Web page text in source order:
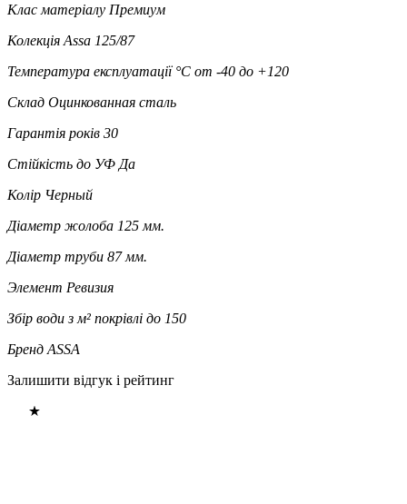
Клас матеріалу Премиум
Колекція Assa 125/87
Температура експлуатації °C от -40 до +120
Склад Оцинкованная сталь
Гарантія років 30
Стійкість до УФ Да
Колір Черный
Діаметр жолоба 125 мм.
Діаметр труби 87 мм.
Элемент Ревизия
Збір води з м² покрівлі до 150
Бренд ASSA
Залишити відгук і рейтинг